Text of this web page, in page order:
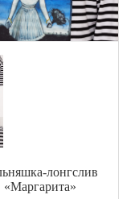
лонгслив
«Маргарита»